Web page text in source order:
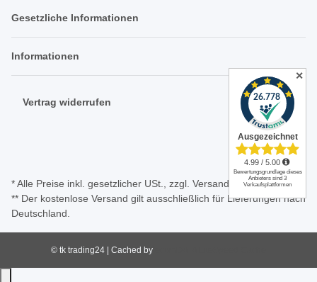
Gesetzliche Informationen
Informationen
Vertrag widerrufen
* Alle Preise inkl. gesetzlicher USt., zzgl. Versand
** Der kostenlose Versand gilt ausschließlich für Lieferungen nach
Deutschland.
© tk trading24 | Cached by
✕